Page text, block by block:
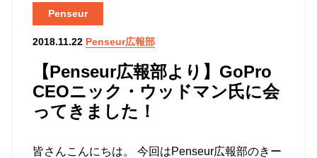
【Penseur広報部より】GoPro
CEOニック・ウッドマン氏に会
ってきました！
Penseur
2018.11.22 Penseur広報部
皆さんこんにちは。 今回はPenseur広報部のきー